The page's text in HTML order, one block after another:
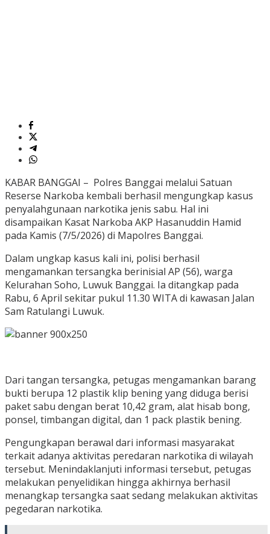
KABAR BANGGAI – Polres Banggai melalui Satuan
Reserse Narkoba kembali berhasil mengungkap kasus
penyalahgunaan narkotika jenis sabu. Hal ini
disampaikan Kasat Narkoba AKP Hasanuddin Hamid
pada Kamis (7/5/2026) di Mapolres Banggai.
Dalam ungkap kasus kali ini, polisi berhasil
mengamankan tersangka berinisial AP (56), warga
Kelurahan Soho, Luwuk Banggai. Ia ditangkap pada
Rabu, 6 April sekitar pukul 11.30 WITA di kawasan Jalan
Sam Ratulangi Luwuk.
Dari tangan tersangka, petugas mengamankan barang
bukti berupa 12 plastik klip bening yang diduga berisi
paket sabu dengan berat 10,42 gram, alat hisab bong,
ponsel, timbangan digital, dan 1 pack plastik bening.
Pengungkapan berawal dari informasi masyarakat
terkait adanya aktivitas peredaran narkotika di wilayah
tersebut. Menindaklanjuti informasi tersebut, petugas
melakukan penyelidikan hingga akhirnya berhasil
menangkap tersangka saat sedang melakukan aktivitas
pegedaran narkotika.